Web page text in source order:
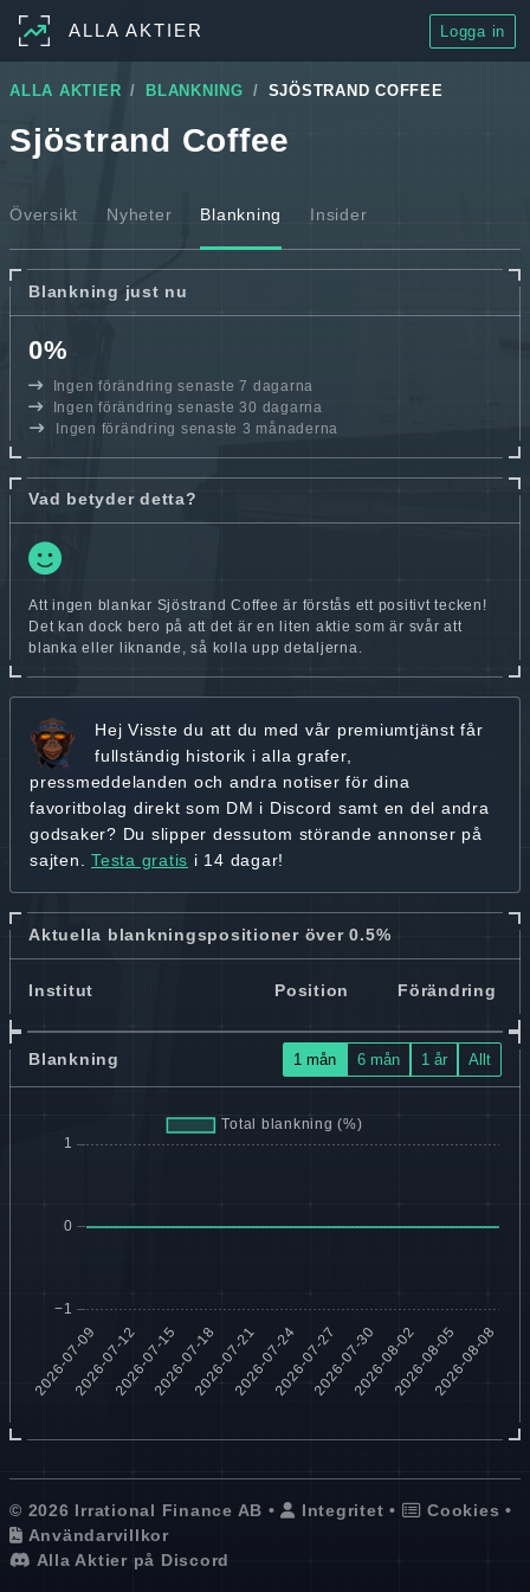
ALLA AKTIER Logga in
ALLA AKTIER BLANKNING SJÖSTRAND COFFEE
Sjöstrand Coffee
Översikt Nyheter Blankning Insider
Blankning just nu
0%
Ingen förändring senaste 7 dagarna
Ingen förändring senaste 30 dagarna
Ingen förändring senaste 3 månaderna
Vad betyder detta?
Att ingen blankar Sjöstrand Coffee är förstås ett positivt tecken!
Det kan dock bero på att det är en liten aktie som är svår att
blanka eller liknande, så kolla upp detaljerna.
Hej Visste du att du med vår premiumtjänst får
fullständig historik i alla grafer,
pressmeddelanden och andra notiser för dina
favoritbolag direkt som DM i Discord samt en del andra
godsaker? Du slipper dessutom störande annonser på
sajten. Testa gratis i 14 dagar!
Aktuella blankningspositioner över 0.5%
Institut Position Förändring
Blankning 1 mån 6 mån 1 år Allt
© 2026 Irrational Finance AB • Integritet • Cookies •
Användarvillkor
Alla Aktier på Discord